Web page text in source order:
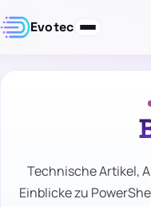
Evotec
Technische Artikel,
Einblicke zu